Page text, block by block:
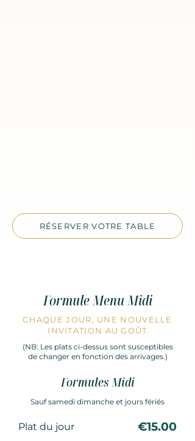
RÉSERVER VOTRE TABLE
Formule Menu Midi
CHAQUE JOUR, UNE NOUVELLE
INVITATION AU GOÛT
(NB: Les plats ci-dessus sont susceptibles
de changer en fonction des arrivages.)
Formules Midi
Sauf samedi dimanche et jours fériés
Plat du jour €15.00